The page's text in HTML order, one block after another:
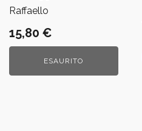
Raffaello
15,80 €
ESAURITO